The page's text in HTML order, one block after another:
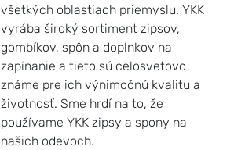
všetkých oblastiach priemyslu. YKK
vyrába široký sortiment zipsov,
gombíkov, spôn a doplnkov na
zapínanie a tieto sú celosvetovo
známe pre ich výnimočnú kvalitu a
životnosť. Sme hrdí na to, že
používame YKK zipsy a spony na
našich odevoch.